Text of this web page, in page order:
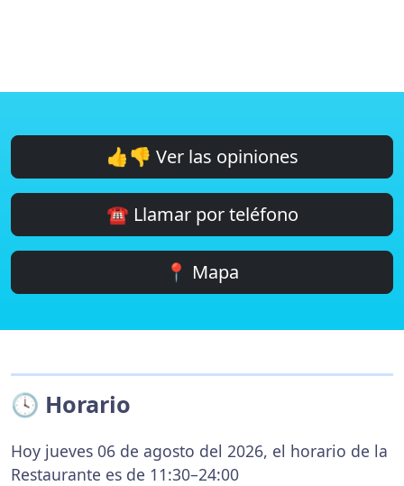
👍👎 Ver las opiniones
☎️ Llamar por teléfono
📍 Mapa
🕓 Horario
Hoy jueves 06 de agosto del 2026, el horario de la
Restaurante es de 11:30–24:00